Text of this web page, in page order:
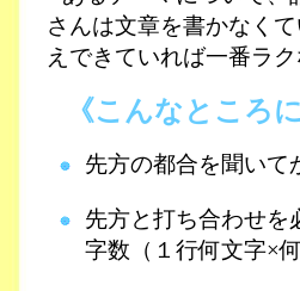
さんは文章を書かなく
えできていれば一番ラ
《こんなところ
先方の都合を聞いて
先方と打ち合わせを
字数（１行何文字×